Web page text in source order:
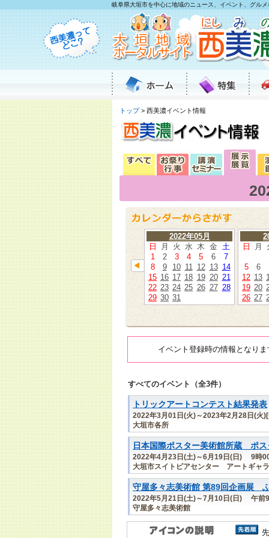
岐阜県大垣市を中心に地域のニュース、イベント、グル
トップ> 西美濃イベント情報
2022年05月
日
月 火 水 木 金 土
1
2 3 4 5 6
7
8
9 10 11 12 13 14
15 16 17 18 19 20 21
22 23 24 25 26 27 28
29 30 31
日
月
5 6
12 13
19 20
26 27
イベント登録時の情報となり
すべてのイベント（全3件）
トリックアートコンテスト結果発表
2022年3月01日(火)～2023年2月28日(火
大垣市各所
日本国際ポスター美術館所蔵 ポ
2022年4月23日(土)～6月19日(日) 9時
大垣市スイトピアセンター アートギャ
守屋多々志美術館 第89回企画展
2022年5月21日(土)～7月10日(日) 午
守屋多々志美術館